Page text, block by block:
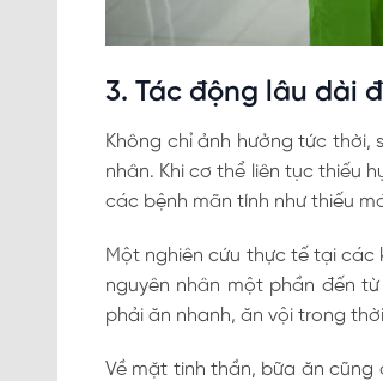
3. Tác động lâu dài
Không chỉ ảnh hưởng tức thời,
nhân. Khi cơ thể liên tục thiếu
các bệnh mãn tính như thiếu
Một nghiên cứu thực tế tại
nguyên nhân một phần đến
phải ăn nhanh, ăn vội trong
Về mặt tinh thần, bữa ăn